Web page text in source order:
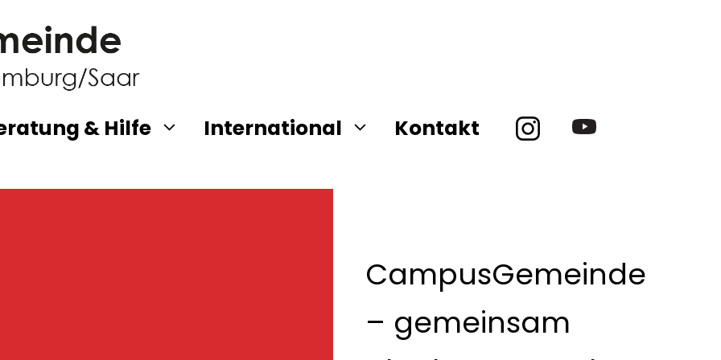
& Hilfe International Kontakt
CampusGemeinde
– gemeinsam